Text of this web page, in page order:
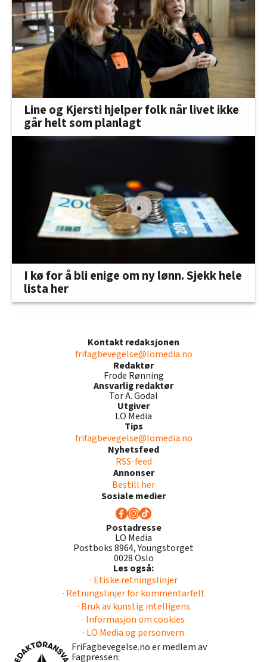
Line og Kjersti hjelper folk når livet ikke
går helt som planlagt
I kø for å bli enige om ny lønn. Sjekk hele
lista her
Kontakt redaksjonen
frifagbevegelse@lomedia.no
Redaktør
Frode Rønning
Ansvarlig redaktør
Tor A. Godal
Utgiver
LO Media
Tips
frifagbevegelse@lomedia.no
Nyhetsfeed
RSS-feed
Annonser
Bestill her
Sosiale medier
Postadresse
LO Media
Postboks 8964, Youngstorget
0028 Oslo
Les også:
· Etiske retningslinjer
· Retningslinjer for kommentarfelt
· Bruk av kunstig intelligens
· Informasjon om cookies
· LO Media og personvern
FriFagbevegelse.no er medlem av
Fagpressen: